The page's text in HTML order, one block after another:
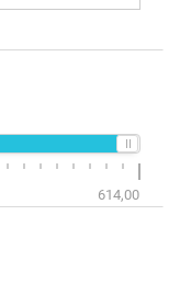
614,00